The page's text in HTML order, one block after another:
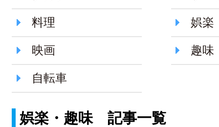
料理 娯楽
映画 趣味
自転車
娯楽・趣味 記事一覧